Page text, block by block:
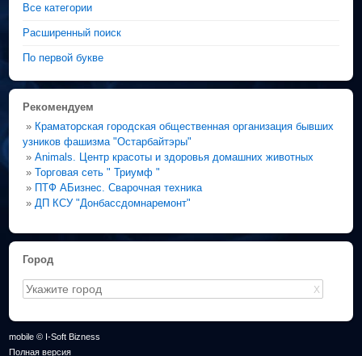
Все категории
Расширенный поиск
По первой букве
Рекомендуем
» Краматорская городская общественная организация бывших
узников фашизма "Остарбайтэры"
»Animals. Центр красоты и здоровья домашних животных
»Торговая сеть " Триумф "
» ПТФ АБизнес. Сварочная техника
» ДП КСУ "Донбассдомнаремонт"
Город
X
mobile © I-Soft Bizness
Полная версия